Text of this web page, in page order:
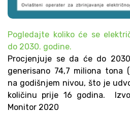
Pogledajte koliko će se
do 2030. godine.
Procjenjuje se da će do
generisano 74,7 miliona tona
na godišnjem nivou, što je
količinu prije 16 godina.
Monitor 2020